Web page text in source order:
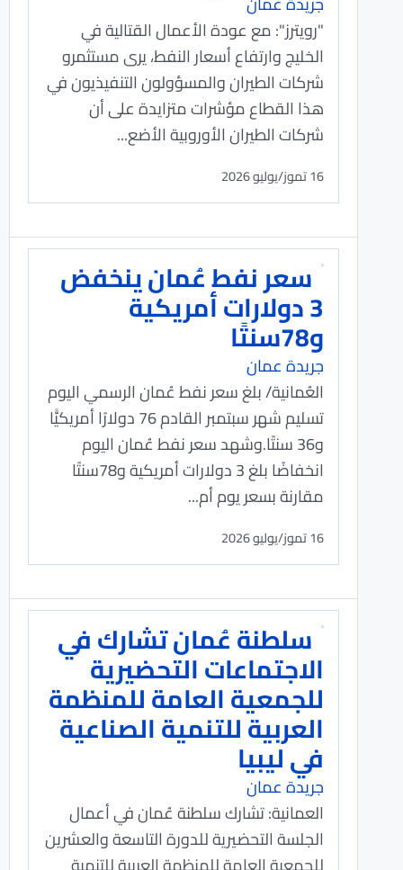
"رويترز": مع عودة الأعمال القتالية في
الخليج وارتفاع ​أسعار النفط، يرى مستثمرو
شركات الطيران والمسؤولون التنفيذيون في
هذا القطاع مؤشرات متزايدة على أن
شركات الطيران الأوروبية الأضع...
16 تموز/يوليو 2026
سعر نفط عُمان ينخفض
3 دولارات أمريكية
و78سنتًا
جريدة عمان
العُمانية/ بلغ سعر نفط عُمان الرسمي اليوم
تسليم شهر سبتمبر القادم 76 دولارًا أمريكيًّا
و36 سنتًا.وشهد سعر نفط عُمان اليوم
انخفاضًا بلغ 3 دولارات أمريكية و78سنتًا
مقارنة بسعر يوم أم...
16 تموز/يوليو 2026
سلطنة عُمان تشارك في
الاجتماعات التحضيرية
للجمعية العامة للمنظمة
العربية للتنمية الصناعية
في ليبيا
جريدة عمان
العمانية: تشارك سلطنة عُمان في أعمال
الجلسة التحضيرية للدورة التاسعة والعشرين